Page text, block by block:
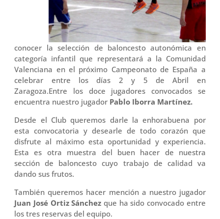
conocer la selección de baloncesto autonómica en
categoría infantil que representará a la Comunidad
Valenciana en el próximo Campeonato de España a
celebrar entre los días 2 y 5 de Abril en
Zaragoza.Entre los doce jugadores convocados se
encuentra nuestro jugador Pablo Iborra Martínez.
Desde el Club queremos darle la enhorabuena por
esta convocatoria y desearle de todo corazón que
disfrute al máximo esta oportunidad y experiencia.
Esta es otra muestra del buen hacer de nuestra
sección de baloncesto cuyo trabajo de calidad va
dando sus frutos.
También queremos hacer mención a nuestro jugador
Juan José Ortiz Sánchez que ha sido convocado entre
los tres reservas del equipo.